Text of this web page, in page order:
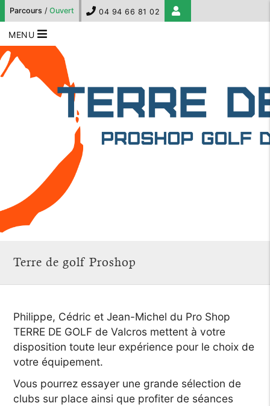
Parcours / Ouvert 04 94 66 81 02
MENU
Terre de golf Proshop
Philippe, Cédric et Jean-Michel du Pro Shop
TERRE DE GOLF de Valcros mettent à votre
disposition toute leur expérience pour le choix de
votre équipement.
Vous pourrez essayer une grande sélection de
clubs sur place ainsi que profiter de séances